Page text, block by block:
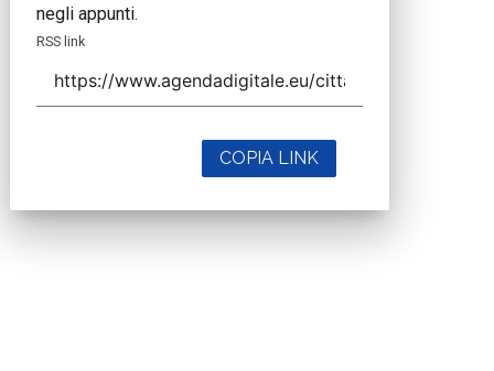
negli appunti.
RSS link
COPIA LINK